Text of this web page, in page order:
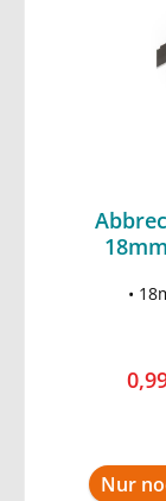
•
Nur